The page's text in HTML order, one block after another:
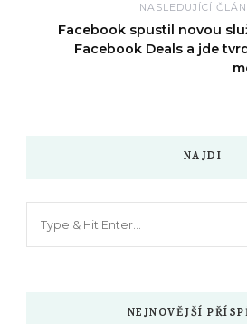
NASLEDUJÍCÍ
Facebook spustil novou
Facebook Deals a jde
NAJDI
NEJNOVĚJŠÍ